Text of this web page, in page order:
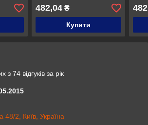
482,04₴
Купити
з 74 відгуків за рік
48/2, Київ, Україна